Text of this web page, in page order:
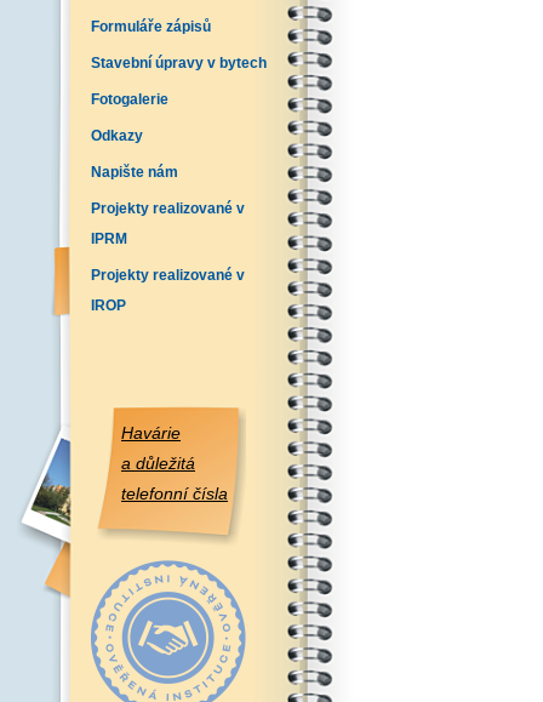
Formuláře zápisů
Stavební úpravy v bytech
Fotogalerie
Odkazy
Napište nám
Projekty realizované v
IPRM
Projekty realizované v
IROP
Havárie
a důležitá
telefonní čísla